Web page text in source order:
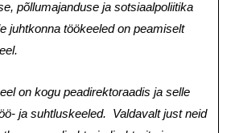
põllumajanduse ja sotsiaalpoliitika
juhtkonna töökeeled on peamiselt
on kogu peadirektoraadis ja selle
ja suhtluskeeled. Valdavalt just neid